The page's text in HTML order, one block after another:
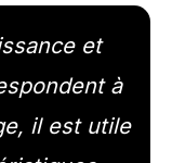
et
à
il est utile